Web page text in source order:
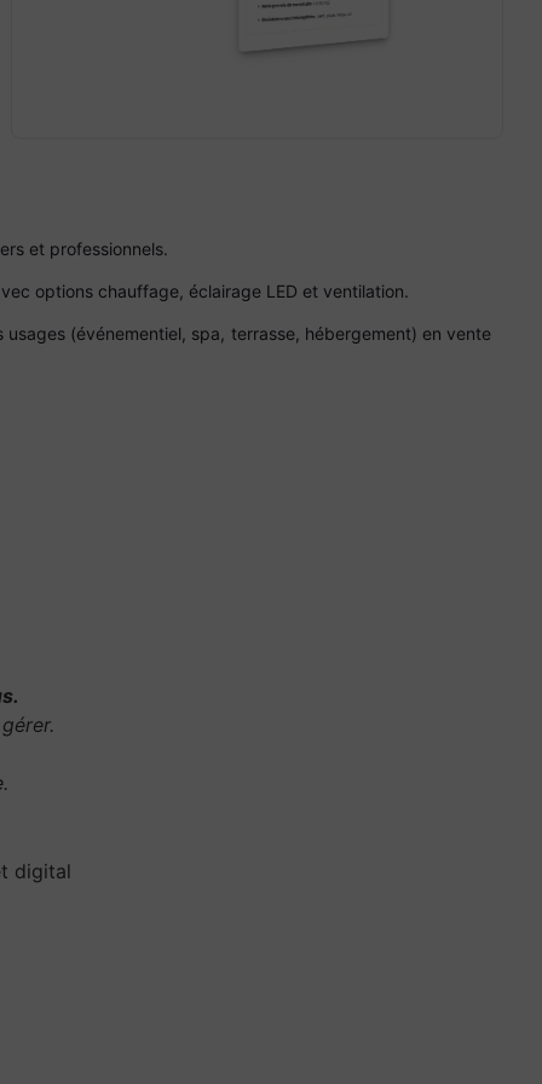
et professionnels.
options chauffage, éclairage LED et ventilation.
(événementiel, spa, terrasse, hébergement) en vente
digital